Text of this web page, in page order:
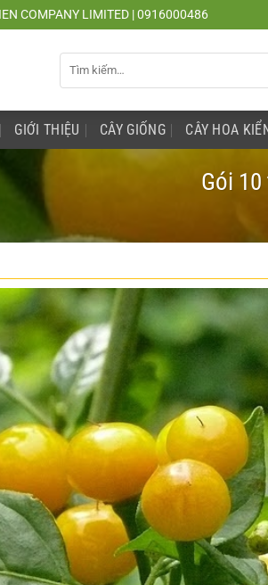
COMPANY LIMITED | 0916000486
kiếm:
GIỚI THIỆU CÂY GIỐNG CÂY HOA
Gói